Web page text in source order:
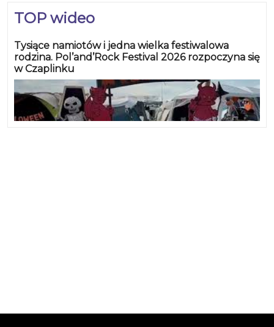
TOP wideo
Tysiące namiotów i jedna wielka festiwalowa
rodzina. Pol’and’Rock Festival 2026 rozpoczyna się
w Czaplinku